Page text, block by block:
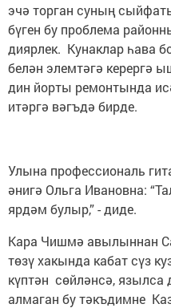
эчә торган суның
бүген бу проблема
диярлек. Кунаклар һава
белән элемтәгә керергә
дин йорты ремонтында
итәргә вәгъдә бирде.
Улына профессиональ
әнигә Ольга Ивановна:
ярдәм булыр,” - диде.
Кара Чишмә авылыннан
төзү хакында кабат сүз
күптән сөйләнсә,
алмаган бу тәкъдимне